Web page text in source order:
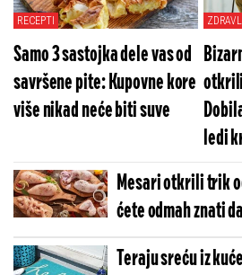
RECEPTI
Samo 3 sastojka dele vas od
savršene pite: Kupovne kore
više nikad neće biti suve
ledi
Mesari otkrili trik
ćete odmah znati
Teraju sreću iz